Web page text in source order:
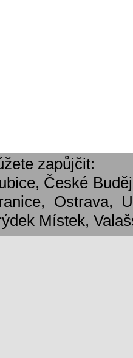
zapůjčit:
České
Ostrava,
Místek,